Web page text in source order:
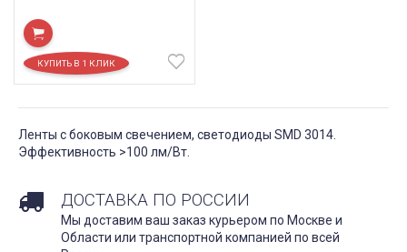
Ленты с боковым свечением, светодиоды SMD 3014.
Эффективность >100 лм/Вт.
ДОСТАВКА ПО РОССИИ
Мы доставим ваш заказ курьером по Москве и
Области или транспортной компанией по всей